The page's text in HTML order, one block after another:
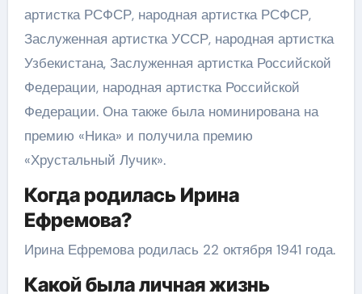
артистка РСФСР, народная артистка РСФСР,
Заслуженная артистка УССР, народная артистка
Узбекистана, Заслуженная артистка Российской
Федерации, народная артистка Российской
Федерации. Она также была номинирована на
премию «Ника» и получила премию
«Хрустальный Лучик».
Когда родилась Ирина
Ефремова?
Ирина Ефремова родилась 22 октября 1941 года.
Какой была личная жизнь